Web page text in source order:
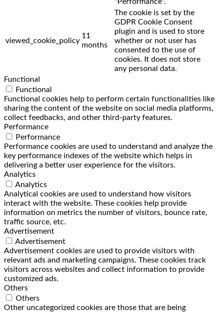
viewed_cookie_policy
11
months
The cookie is set by the
GDPR Cookie Consent
plugin and is used to store
whether or not user has
consented to the use of
cookies. It does not store
any personal data.
Functional
Functional
Functional cookies help to perform certain functionalities like
sharing the content of the website on social media platforms,
collect feedbacks, and other third-party features.
Performance
Performance
Performance cookies are used to understand and analyze the
key performance indexes of the website which helps in
delivering a better user experience for the visitors.
Analytics
Analytics
Analytical cookies are used to understand how visitors
interact with the website. These cookies help provide
information on metrics the number of visitors, bounce rate,
traffic source, etc.
Advertisement
Advertisement
Advertisement cookies are used to provide visitors with
relevant ads and marketing campaigns. These cookies track
visitors across websites and collect information to provide
customized ads.
Others
Others
Other uncategorized cookies are those that are being